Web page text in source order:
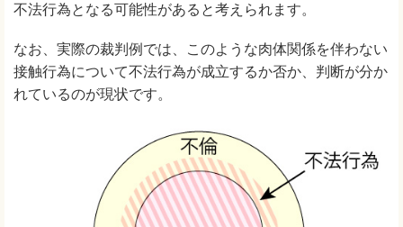
不法行為となる可能性があると考えられます。
なお、実際の裁判例では、このような肉体関係を伴わない
接触行為について不法行為が成立するか否か、判断が分か
れているのが現状です。